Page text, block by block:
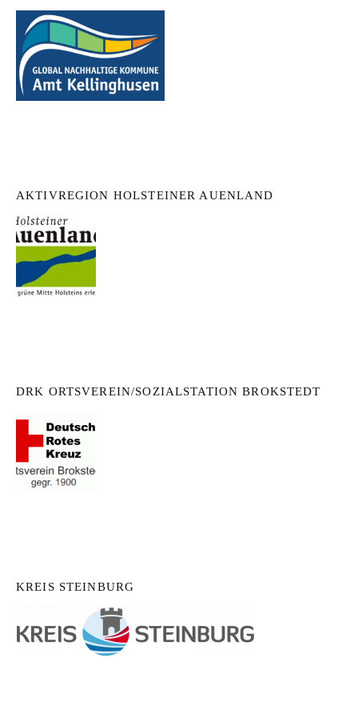
AKTIVREGION HOLSTEINER AUENLAND
DRK ORTSVEREIN/SOZIALSTATION BROKSTEDT
KREIS STEINBURG